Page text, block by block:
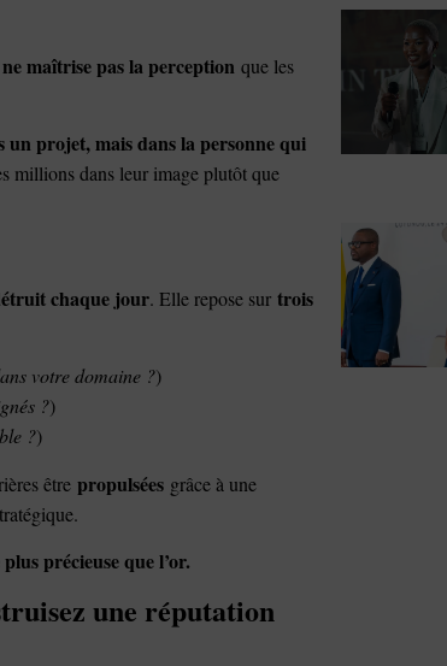
ne maîtrise pas la perception que les
un projet, mais dans la personne qui
millions dans leur image plutôt que
chaque jour. Elle repose sur trois
votre domaine ?)
?)
?)
être propulsées grâce à une
précieuse que l’or.
une réputation